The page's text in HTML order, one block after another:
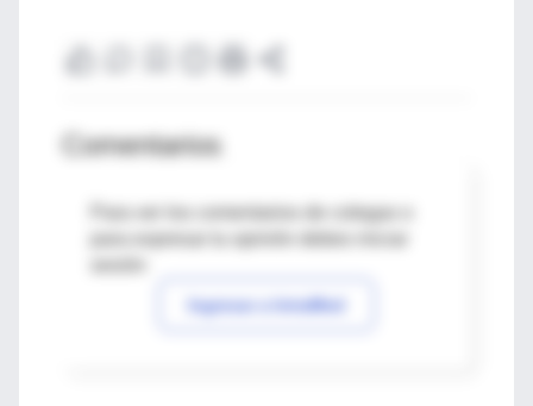
Comentarios
Para ver los comentarios de colegas o
Ingresar a IntraMed